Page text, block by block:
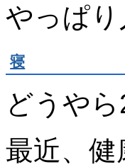
やっぱ
寝
どうや
最近、